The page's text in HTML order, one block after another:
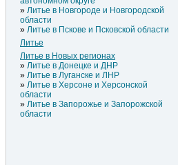
Литье в Новгороде и Новгородской
области
Литье в Пскове и Псковской области
Литье
Литье в Новых регионах
Литье в Донецке и ДНР
Литье в Луганске и ЛНР
Литье в Херсоне и Херсонской
области
Литье в Запорожье и Запорожской
области